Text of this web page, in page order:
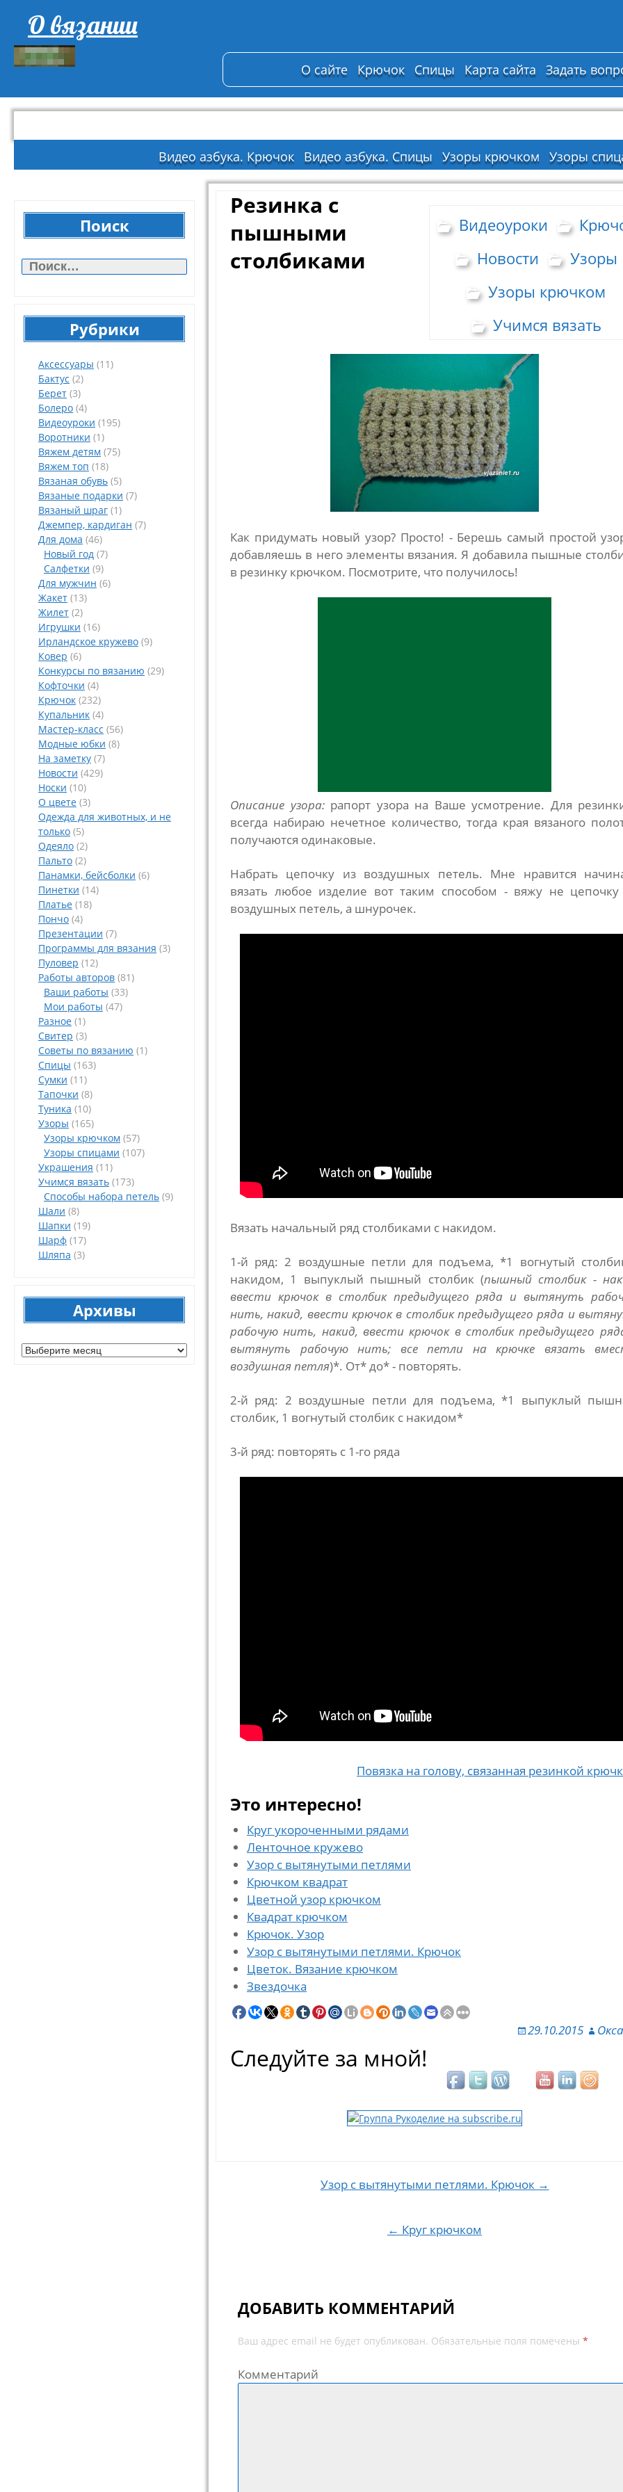
О вязании
О сайте Крючок Спицы Карта сайта Задать
Видео азбука. Крючок Видео азбука. Спицы Узоры крючком Узоры
Поиск
Рубрики
Аксессуары (11)
Бактус (2)
Берет (3)
Болеро (4)
Видеоуроки (195)
Воротники (1)
Вяжем детям (75)
Вяжем топ (18)
Вязаная обувь (5)
Вязаные подарки (7)
Вязаный шраг (1)
Джемпер, кардиган (7)
Для дома (46)
Новый год (7)
Салфетки (9)
Для мужчин (6)
Жакет (13)
Жилет (2)
Игрушки (16)
Ирландское кружево (9)
Ковер (6)
Конкурсы по вязанию (29)
Кофточки (4)
Крючок (232)
Купальник (4)
Мастер-класс (56)
Модные юбки (8)
На заметку (7)
Новости (429)
Носки (10)
О цвете (3)
Одежда для животных, и не
только (5)
Одеяло (2)
Пальто (2)
Панамки, бейсболки (6)
Пинетки (14)
Платье (18)
Пончо (4)
Презентации (7)
Программы для вязания (3)
Пуловер (12)
Работы авторов (81)
Ваши работы (33)
Мои работы (47)
Разное (1)
Свитер (3)
Советы по вязанию (1)
Спицы (163)
Сумки (11)
Тапочки (8)
Туника (10)
Узоры (165)
Узоры крючком (57)
Узоры спицами (107)
Украшения (11)
Учимся вязать (173)
Способы набора петель (9)
Шали (8)
Шапки (19)
Шарф (17)
Шляпа (3)
Архивы
Видеоуроки
Новости
Узоры
Узоры крючком
Учимся вязать
Резинка с
пышными
столбиками
Как придумать новый узор? Просто! - Берешь самый простой
добавляешь в него элементы вязания. Я добавила пышные
в резинку крючком. Посмотрите, что получилось!
Описание узора:рапорт узора на Ваше усмотрение. Для
всегда набираю нечетное количество, тогда края вязаного
получаются одинаковые.
Набрать цепочку из воздушных петель. Мне нравится
вязать любое изделие вот таким способом - вяжу не
воздушных петель, а шнурочек.
Вязать начальный ряд столбиками с накидом.
1-й ряд: 2 воздушные петли для подъема, *1 вогнутый
накидом, 1 выпуклый пышный столбик (пышный столбик -
ввести крючок в столбик предыдущего ряда и вытянуть
нить, накид, ввести крючок в столбик предыдущего ряда и
рабочую нить, накид, ввести крючок в столбик предыдущего
вытянуть рабочую нить; все петли на крючке вязать
воздушная петля)*. От* до* - повторять.
2-й ряд: 2 воздушные петли для подъема, *1 выпуклый
столбик, 1 вогнутый столбик с накидом*
3-й ряд: повторять с 1-го ряда
Повязка на голову, связанная резинкой
Это интересно!
Круг укороченными рядами
Ленточное кружево
Узор с вытянутыми петлями
Крючком квадрат
Цветной узор крючком
Квадрат крючком
Крючок. Узор
Узор с вытянутыми петлями. Крючок
Цветок. Вязание крючком
Звездочка
29.10.2015
Следуйте за мной!
Навигация по записям
Узор с вытянутыми петлями. Крючок →
← Круг крючком
ДОБАВИТЬ КОММЕНТАРИЙ
Ваш адрес email не будет опубликован. Обязательные поля помечены *
Комментарий